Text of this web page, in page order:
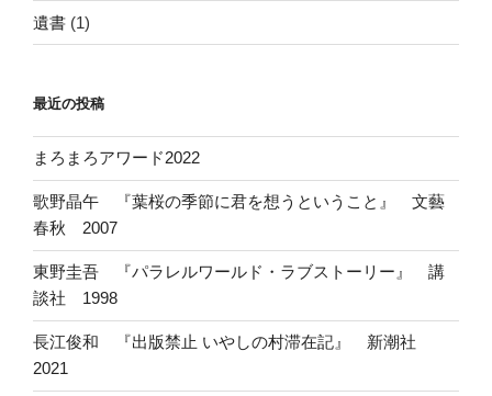
遺書 (1)
最近の投稿
まろまろアワード2022
歌野晶午 『葉桜の季節に君を想うということ』 文藝
春秋 2007
東野圭吾 『パラレルワールド・ラブストーリー』 講
談社 1998
長江俊和 『出版禁止 いやしの村滞在記』 新潮社
2021